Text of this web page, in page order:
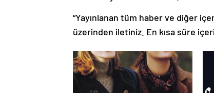
“Yayınlanan tüm haber ve diğer
üzerinden iletiniz. En kısa süre